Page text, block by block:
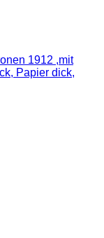
1912 ,mit
Papier dick,